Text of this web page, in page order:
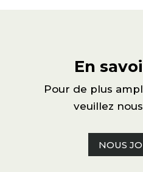
En
Pour de plus
veuillez
NOUS